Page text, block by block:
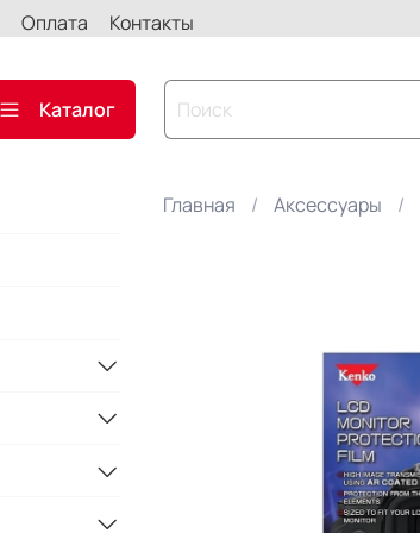
Оплата Контакты
Каталог
Главная Аксессуары